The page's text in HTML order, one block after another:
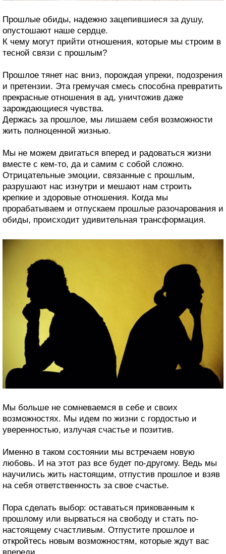
Прошлые обиды, надежно зацепившиеся за душу,
опустошают наше сердце.
К чему могут прийти отношения, которые мы строим в
тесной связи с прошлым?
Прошлое тянет нас вниз, порождая упреки, подозрения
и претензии. Эта гремучая смесь способна превратить
прекрасные отношения в ад, уничтожив даже
зарождающиеся чувства.
Держась за прошлое, мы лишаем себя возможности
жить полноценной жизнью.
Мы не можем двигаться вперед и радоваться жизни
вместе с кем-то, да и самим с собой сложно.
Отрицательные эмоции, связанные с прошлым,
разрушают нас изнутри и мешают нам строить
крепкие и здоровые отношения. Когда мы
прорабатываем и отпускаем прошлые разочарования и
обиды, происходит удивительная трансформация.
Мы больше не сомневаемся в себе и своих
возможностях. Мы идем по жизни с гордостью и
уверенностью, излучая счастье и позитив.
Именно в таком состоянии мы встречаем новую
любовь. И на этот раз все будет по-другому. Ведь мы
научились жить настоящим, отпустив прошлое и взяв
на себя ответственность за свое счастье.
Пора сделать выбор: оставаться прикованным к
прошлому или вырваться на свободу и стать по-
настоящему счастливым. Отпустите прошлое и
откройтесь новым возможностям, которые ждут вас